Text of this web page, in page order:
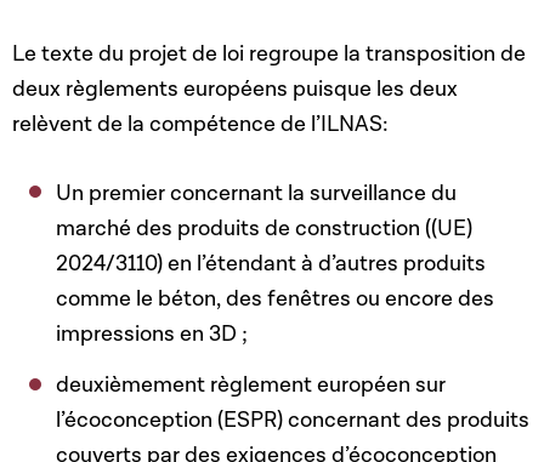
Le texte du projet de loi regroupe la transposition de
deux règlements européens puisque les deux
relèvent de la compétence de l’ILNAS:
Un premier concernant la surveillance du
marché des produits de construction ((UE)
2024/3110) en l’étendant à d’autres produits
comme le béton, des fenêtres ou encore des
impressions en 3D ;
deuxièmement règlement européen sur
l’écoconception (ESPR) concernant des produits
couverts par des exigences d’écoconception